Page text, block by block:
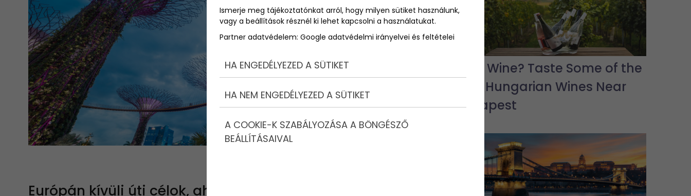
Európán kívüli úti célok, ahol a legnagyobb a biztonság
Love Wine? Taste Some of the
Best Hungarian Wines Near
Budapest
Ismerje meg tájékoztatónkat arról, hogy milyen sütiket használunk,
vagy a beállítások résznél ki lehet kapcsolni a használatukat.
Partner adatvédelem: Google adatvédelmi irányelvei és feltételei
HA ENGEDÉLYEZED A SÜTIKET
HA NEM ENGEDÉLYEZED A SÜTIKET
A COOKIE-K SZABÁLYOZÁSA A BÖNGÉSZŐ
BEÁLLÍTÁSAIVAL